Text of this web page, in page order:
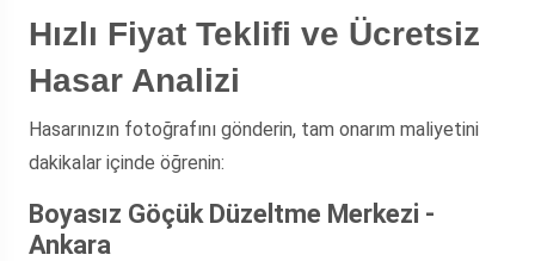
Hızlı Fiyat Teklifi ve Ücretsiz
Hasar Analizi
Hasarınızın fotoğrafını gönderin, tam onarım maliyetini
dakikalar içinde öğrenin:
Boyasız Göçük Düzeltme Merkezi -
Ankara